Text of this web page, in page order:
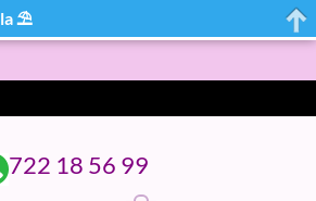
722 18 56 99
⛱